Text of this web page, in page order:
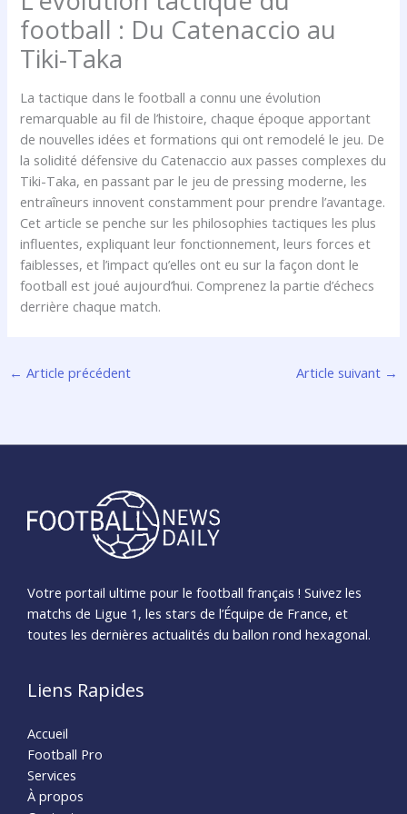
football : Du Catenaccio au
Tiki-Taka
La tactique dans le football a connu une évolution
remarquable au fil de l’histoire, chaque époque apportant
de nouvelles idées et formations qui ont remodelé le jeu. De
la solidité défensive du Catenaccio aux passes complexes du
Tiki-Taka, en passant par le jeu de pressing moderne, les
entraîneurs innovent constamment pour prendre l’avantage.
Cet article se penche sur les philosophies tactiques les plus
influentes, expliquant leur fonctionnement, leurs forces et
faiblesses, et l’impact qu’elles ont eu sur la façon dont le
football est joué aujourd’hui. Comprenez la partie d’échecs
derrière chaque match.
← Article précédent Article suivant →
Votre portail ultime pour le football français ! Suivez les
matchs de Ligue 1, les stars de l’Équipe de France, et
toutes les dernières actualités du ballon rond hexagonal.
Liens Rapides
Accueil
Football Pro
Services
À propos